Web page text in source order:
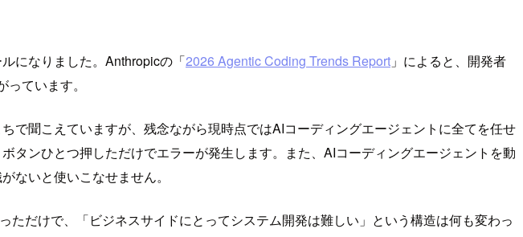
になりました。Anthropicの「2026 Agentic Coding Trends Report 」によると、開発者
ています。
で聞こえていますが、残念ながら現時点ではAIコーディングエージェントに全てを任せ
タンひとつ押しただけでエラーが発生します。また、AIコーディングエージェントを動
ないと使いこなせません。
だけで、「ビジネスサイドにとってシステム開発は難しい」という構造は何も変わっ